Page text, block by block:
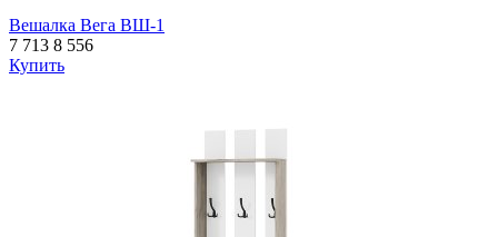
Вешалка Вега ВШ-1
7 713 8 556
Купить